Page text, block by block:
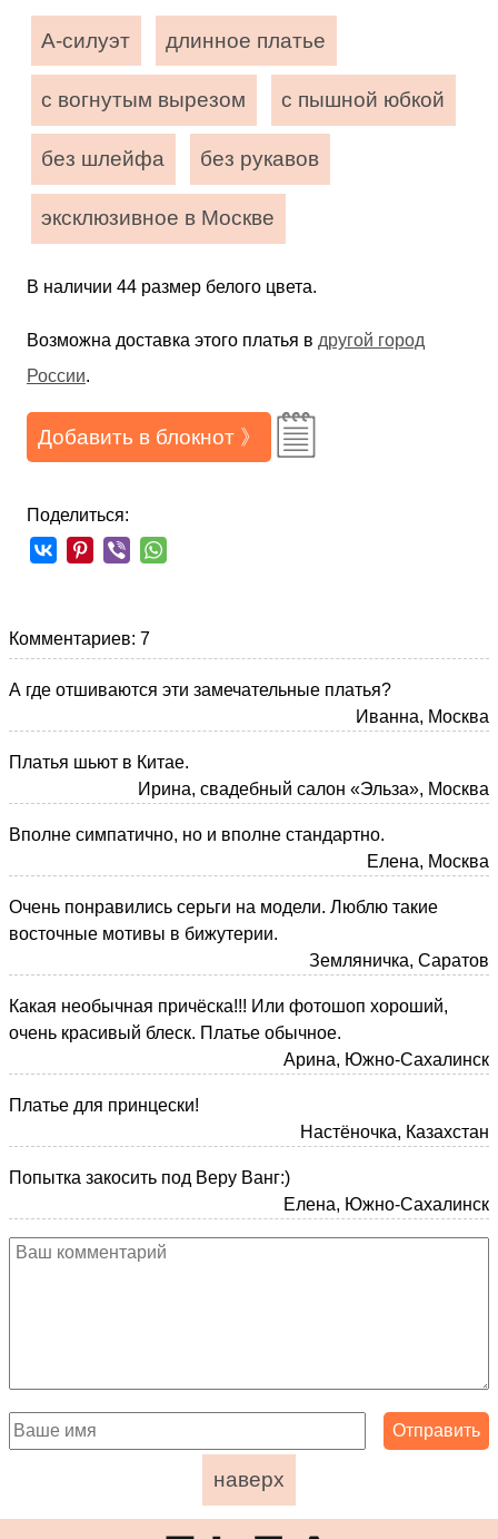
А-силуэт длинное платье
с вогнутым вырезом с пышной юбкой
без шлейфа без рукавов
эксклюзивное в Москве
В наличии 44 размер белого цвета.
Возможна доставка этого платья в другой город
России.
Добавить в блокнот 》
Поделиться:
Комментариев: 7
А где отшиваются эти замечательные платья?
Иванна, Москва
Платья шьют в Китае.
Ирина, свадебный салон «Эльза», Москва
Вполне симпатично, но и вполне стандартно.
Елена, Москва
Очень понравились серьги на модели. Люблю такие
восточные мотивы в бижутерии.
Земляничка, Саратов
Какая необычная причёска!!! Или фотошоп хороший,
очень красивый блеск. Платье обычное.
Арина, Южно-Сахалинск
Платье для принцески!
Настёночка, Казахстан
Попытка закосить под Веру Ванг:)
Елена, Южно-Сахалинск
наверх